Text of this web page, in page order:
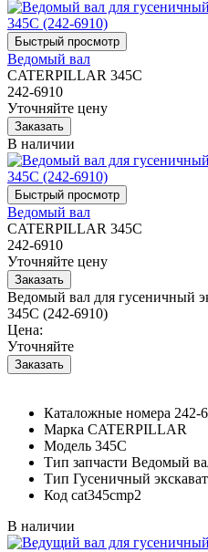
Ведомый вал
CATERPILLAR 345C
242-6910
Уточняйте цену
В наличии
Ведомый вал
CATERPILLAR 345C
242-6910
Уточняйте цену
Ведомый вал для гусеничный
345C (242-6910)
Цена:
Уточняйте
Каталожные номера 242-
Марка CATERPILLAR
Модель 345C
Тип запчасти Ведомый
Тип Гусеничный
Код cat345cmp2
В наличии